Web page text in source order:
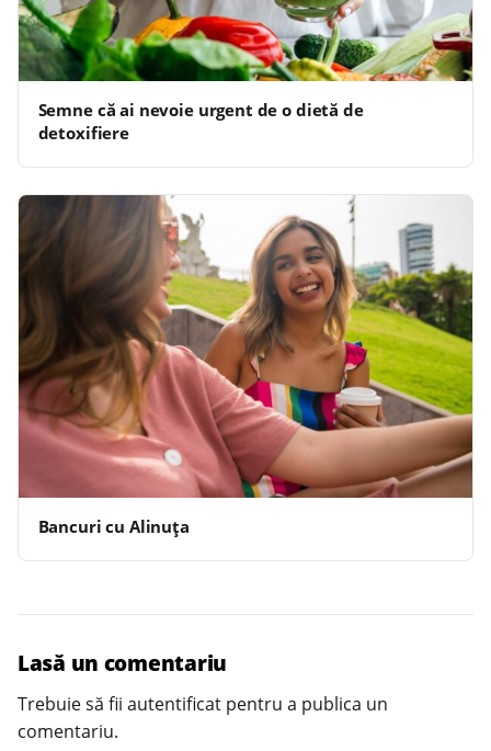
Semne că ai nevoie urgent de o dietă de
detoxifiere
Bancuri cu Alinuța
Lasă un comentariu
Trebuie să fii autentificat pentru a publica un
comentariu.